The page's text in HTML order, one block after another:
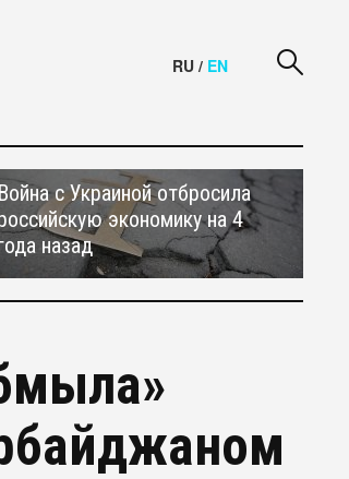
RU / EN
Война с Украиной отбросила
экономику на 4
назад